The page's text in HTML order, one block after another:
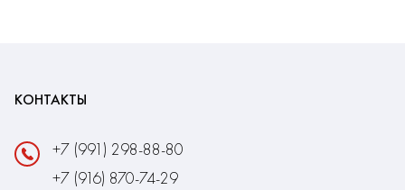
КОНТАКТЫ
+7 (991) 298-88-80
+7 (916) 870-74-29